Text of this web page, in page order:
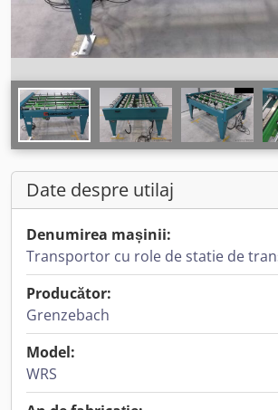
Date despre utilaj
Denumirea mașinii:
Transportor cu role de statie de
Producător:
Grenzebach
Model:
WRS